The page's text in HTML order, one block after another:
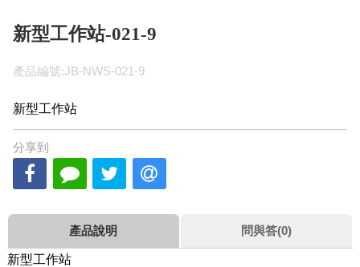
新型工作站-021-9
產品編號:JB-NWS-021-9
新型工作站
分享到
產品說明 問與答(0)
新型工作站